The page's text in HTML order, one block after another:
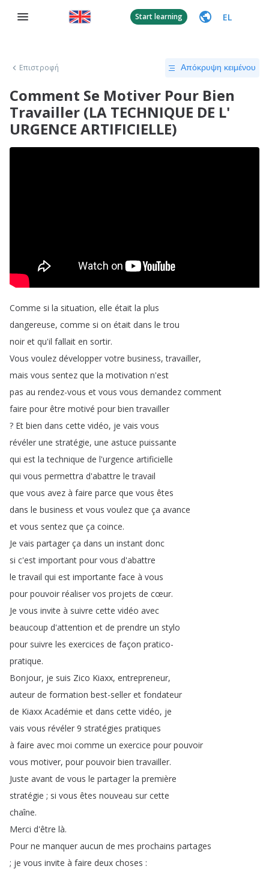
Start learning EL
Επιστροφή Απόκρυψη κειμένου
Comment Se Motiver Pour Bien
Travailler (LA TECHNIQUE DE L'
URGENCE ARTIFICIELLE)
Comme si la situation, elle était la plus
dangereuse, comme si on était dans le trou
noir et qu'il fallait en sortir.
Vous voulez développer votre business,travailler,
mais vous sentez que la motivation n'est
pas au rendez-vous et vous vous demandez comment
faire pour être motivé pour bien travailler
? Et bien dans cette vidéo, je vais vous
révéler une stratégie, une astuce puissante
qui est la technique de l'urgence artificielle
qui vous permettra d'abattre le travail
que vous avez à faire parce que vous êtes
dans le business et vous voulez que ça avance
et vous sentez que ça coince.
Je vais partager ça dans un instant donc
si c'est important pour vous d'abattre
le travail qui est importante face à vous
pour pouvoir réaliser vos projets de cœur.
Je vous invite à suivre cette vidéo avec
beaucoup d'attention et de prendre un stylo
pour suivre les exercices de façon pratico-
pratique.
Bonjour, je suis Zico Kiaxx, entrepreneur,
auteur de formation best-seller et fondateur
de Kiaxx Académie et dans cette vidéo, je
vais vous révéler 9 stratégies pratiques
à faire avec moi comme un exercice pour pouvoir
vous motiver, pour pouvoir bien travailler.
Juste avant de vous le partager la première
stratégie ; si vous êtes nouveau sur cette
chaîne.
Merci d'être là.
Pour ne manquer aucun de mes prochains partages
; je vous invite à faire deux choses :